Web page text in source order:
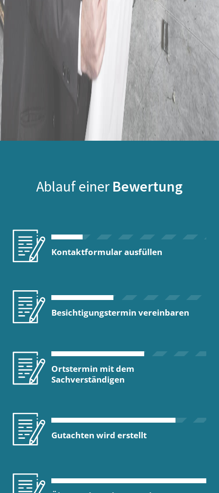
Ablauf einer Bewertung
Kontaktformular ausfüllen
Besichtigungstermin vereinbaren
Ortstermin mit dem
Sachverständigen
Gutachten wird erstellt